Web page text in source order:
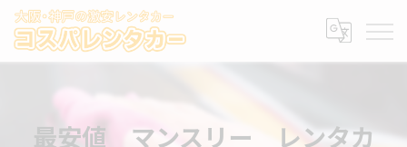
最安値 マンスリー レンタカ